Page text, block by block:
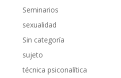
Seminarios
sexualidad
Sin categoría
sujeto
técnica psiconalítica